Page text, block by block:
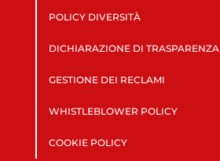
POLICY DIVERSITÀ
DICHIARAZIONE DI TRASPARENZA
GESTIONE DEI RECLAMI
WHISTLEBLOWER POLICY
COOKIE POLICY